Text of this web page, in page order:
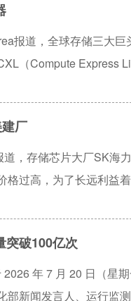
报道，全球存储三大
（Compute Express
厂
道，存储芯片大厂SK
过高，为了长远利益
的供应短缺情况将进一
突破100亿次
年 7 月 20 日（星
部新闻发言人、运行监